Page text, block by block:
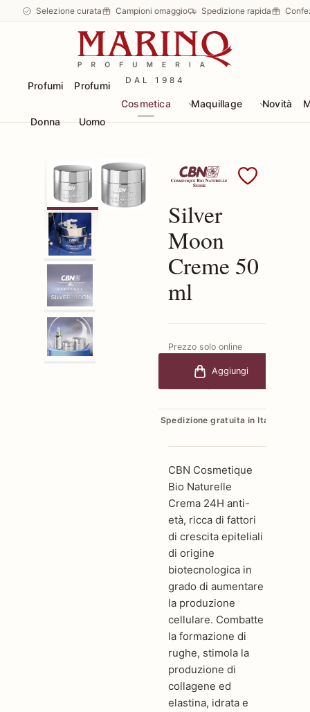
Selezione curata Campioni omaggio Spedizione rapida
DAL 1984
Profumi
Donna
Profumi
Uomo
Cosmetica Maquillage Novità
Scopri i prodotti CBN
Silver
Moon
Creme 50
ml
Prezzo solo online
€150,50
Aggiungi
Spedizione gratuita in Italia
CBN Cosmetique
Bio Naturelle
Crema 24H anti-
età, ricca di fattori
di crescita epiteliali
di origine
biotecnologica in
grado di aumentare
la produzione
cellulare. Combatte
la formazione di
rughe, stimola la
produzione di
collagene ed
elastina, idrata e